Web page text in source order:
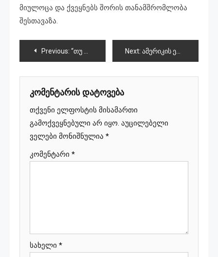
მიულოცა და ქვეყნებს შორის თანამშრომლობა
შესთავაზა.
პოსტის
ნავიგაცია
Previous: “თუ დამოუკიდებელ ქვეყანაში,თავისუფლებისთვის შეწყვეტთ ბრძოლას,ამ თავისუფლებას დაკარგავთ თქვენც და ქვეყანაც”-მერაბ კოსტავა Next: ამერიკის ელჩი რობინ დანიგანი გადადგა
კომენტარის დატოვება
თქვენი ელფოსტის მისამართი
გამოქვეყნებული არ იყო. აუცილებელი
ველები მონიშნულია *
კომენტარი *
სახელი *